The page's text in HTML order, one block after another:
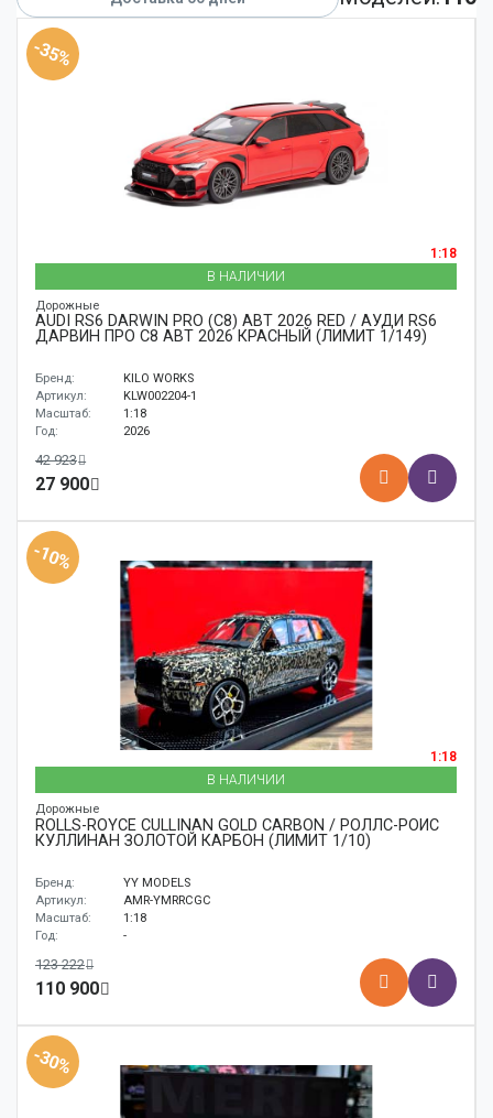
-35%
1:18
В НАЛИЧИИ
Дорожные
AUDI RS6 DARWIN PRO (C8) ABT 2026 RED / АУДИ RS6
ДАРВИН ПРО C8 ABT 2026 КРАСНЫЙ (ЛИМИТ 1/149)
Бренд:
KILO WORKS
Артикул:
KLW002204-1
Масштаб:
1:18
Год:
2026
42 923
27 900
-10%
1:18
В НАЛИЧИИ
Дорожные
ROLLS-ROYCE CULLINAN GOLD CARBON / РОЛЛС-РОЙС
КУЛЛИНАН ЗОЛОТОЙ КАРБОН (ЛИМИТ 1/10)
Бренд:
YY MODELS
Артикул:
AMR-YMRRCGC
Масштаб:
1:18
Год:
-
123 222
110 900
-30%
Аксессуары
Корабли
Поезда